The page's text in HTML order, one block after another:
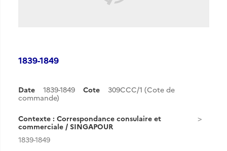
1839-1849
Date 1839-1849 Cote
309CCC/1 (Cote de
commande)
Contexte : Correspondance consulaire et
commerciale / SINGAPOUR
1839-1849